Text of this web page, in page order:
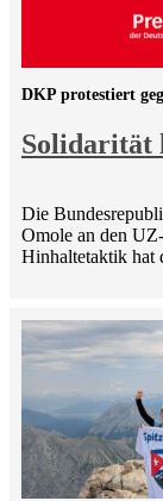
Solidarität
DKP protestiert
Die
Omole an den
Hinhaltetaktik